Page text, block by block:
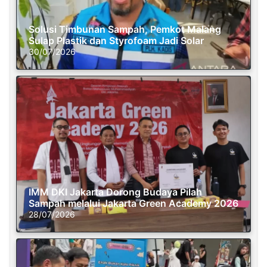
Solusi Timbunan Sampah, Pemkot Malang
Sulap Plastik dan Styrofoam Jadi Solar
30/07/2026
IMM DKI Jakarta Dorong Budaya Pilah
Sampah melalui Jakarta Green Academy 2026
28/07/2026